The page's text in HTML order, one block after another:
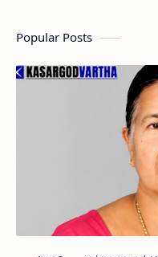
Popular Posts